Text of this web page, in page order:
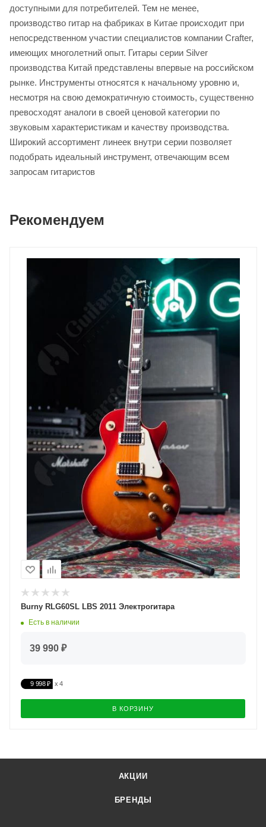
доступными для потребителей. Тем не менее,
производство гитар на фабриках в Китае происходит при
непосредственном участии специалистов компании Crafter,
имеющих многолетний опыт. Гитары серии Silver
производства Китай представлены впервые на российском
рынке. Инструменты относятся к начальному уровню и,
несмотря на свою демократичную стоимость, существенно
превосходят аналоги в своей ценовой категории по
звуковым характеристикам и качеству производства.
Широкий ассортимент линеек внутри серии позволяет
подобрать идеальный инструмент, отвечающим всем
запросам гитаристов
Рекомендуем
Burny RLG60SL LBS 2011 Электрогитара
Есть в наличии
39 990 ₽
9 998 ₽
В КОРЗИНУ
АКЦИИ
БРЕНДЫ